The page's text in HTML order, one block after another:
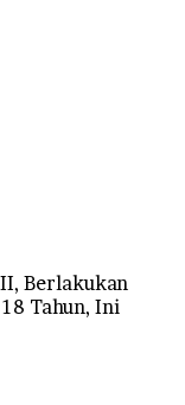
Berlakukan
Tahun, Ini